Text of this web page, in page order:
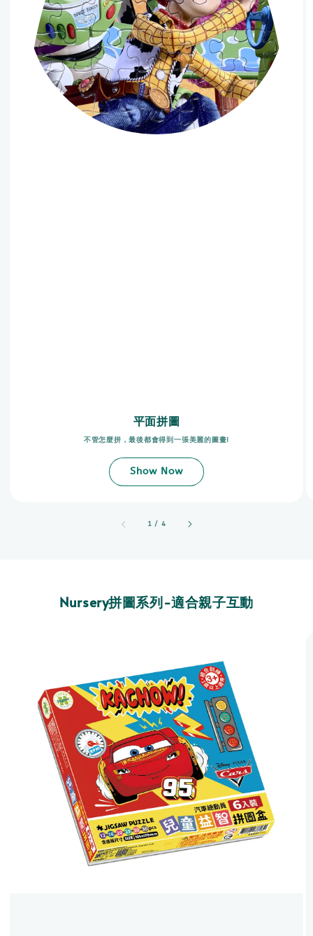
平面拼圖
不管怎麼拼，最後都會得到一張美麗的圖畫!
Show Now
1 / accessibility.of
4
Nursery拼圖系列-適合親子互動